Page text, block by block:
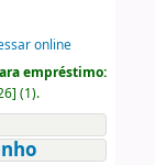
online
empréstimo:
] (1).